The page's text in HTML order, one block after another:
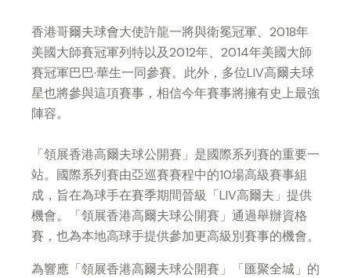
香港哥爾夫球會大使許龍一將與衛冕冠軍、2018年
美國大師賽冠軍列特以及2012年、2014年美國大師
賽冠軍巴巴·華生一同參賽。此外，多位LIV高爾夫球
星也將參與這項賽事，相信今年賽事將擁有史上最強
陣容。
「領展香港高爾夫球公開賽」是國際系列賽的重要一
站。國際系列賽由亞巡賽賽程中的10場高級賽事組
成，旨在為球手在賽季期間晉級「LIV高爾夫」提供
機會。「領展香港高爾夫球公開賽」通過舉辦資格
賽，也為本地高球手提供參加更高級別賽事的機會。
為響應「領展香港高爾夫球公開賽」「匯聚全城」的